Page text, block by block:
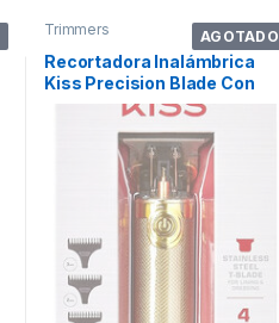
AGOTADO
Trimmers
Recortadora Inalámbrica
Kiss Precision Blade Con
Acero Inoxi